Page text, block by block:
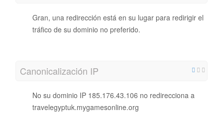
Gran, una redirección está en su lugar para redirigir el
tráfico de su dominio no preferido.
Canonicalización IP
No su dominio IP 185.176.43.106 no redirecciona a
travelegyptuk.mygamesonline.org